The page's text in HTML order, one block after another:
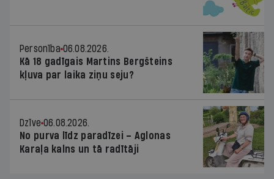
Personība 06.08.2026.
Kā 18 gadīgais Martins Bergšteins
kļuva par laika ziņu seju?
Dzīve 06.08.2026.
No purva līdz paradīzei – Aglonas
Karaļa kalns un tā radītāji